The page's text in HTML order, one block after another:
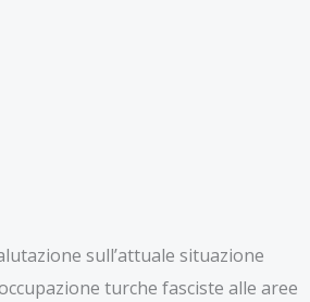
sull’attuale situazione
turche fasciste alle aree